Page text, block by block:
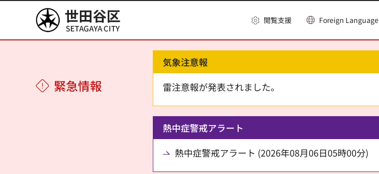
世田谷区 閲覧支援 Foreign Language
緊急情報
気象注意報
雷注意報が発表されました。
熱中症警戒アラート
熱中症警戒アラート (2026年08月06日05時00分)